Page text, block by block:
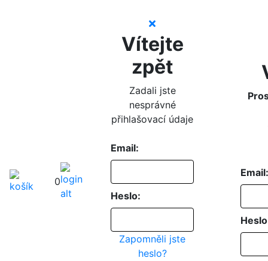
0
Vítejte
zpět
Zadali jste
nesprávné
přihlašovací údaje
Email:
Heslo:
Zapomněli jste
heslo?
Email: